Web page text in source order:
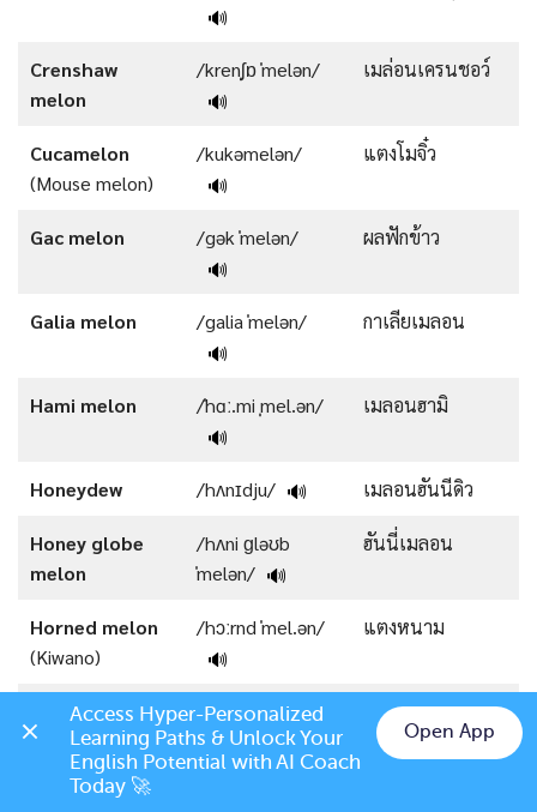
🔊
Crenshaw
melon
/krenˌʃɒ ˈmelən/
🔊
เมล่อนเครนชอว์
Cucamelon
(Mouse melon)
/kukəmelən/
🔊
แตงโมจิ๋ว
Gac melon
/gək ˈmelən/
🔊
ผลฟักข้าว
Galia melon
/galia ˈmelən/
🔊
กาเลียเมลอน
Hami melon
/ˈhɑː.mi ˌmel.ən/
🔊
เมลอนฮามิ
Honeydew /hʌnɪdju/ 🔊 เมลอนฮันนีดิว
Honey globe
melon
/hʌni ɡləʊb
ˈmelən/ 🔊
ฮันนี่เมลอน
Horned melon
(Kiwano)
/hɔːrnd ˈmel.ən/
🔊
แตงหนาม
Persian melon
/pɜʃn̩ ˈmelən/
🔊
แตงเปอร์เซีย
Santa Claus
Chat on LINE
Access Hyper-Personalized
Learning Paths & Unlock Your
English Potential with AI Coach
Today 🚀
Open App